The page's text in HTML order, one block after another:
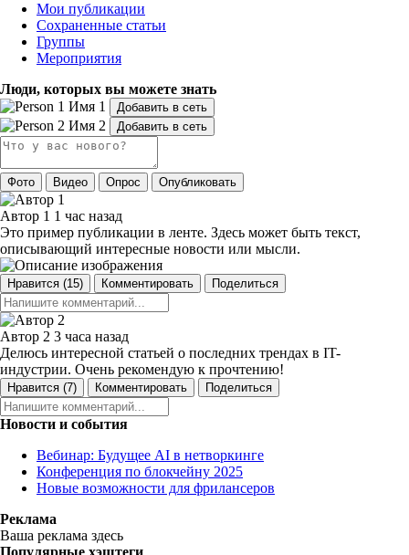
Мои публикации
Сохраненные статьи
Группы
Мероприятия
Люди, которых вы можете знать
Имя 1
Добавить в сеть
Имя 2 Добавить в сеть
Фото Видео Опрос Опубликовать
Автор 1 1 час назад
Это пример публикации в ленте. Здесь может быть текст,
описывающий интересные новости или мысли.
Нравится (15) Комментировать Поделиться
Автор 2 3 часа назад
Делюсь интересной статьей о последних трендах в IT-
индустрии. Очень рекомендую к прочтению!
Нравится (7) Комментировать Поделиться
Новости и события
Вебинар: Будущее AI в нетворкинге
Конференция по блокчейну 2025
Новые возможности для фрилансеров
Реклама
Ваша реклама здесь
Популярные хэштеги